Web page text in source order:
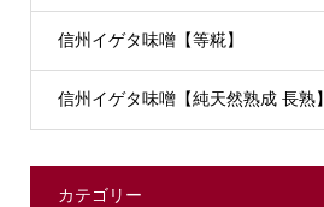
信州イゲタ味噌【等糀】
信州イゲタ味噌【純天然熟成 長熟】
カテゴリー